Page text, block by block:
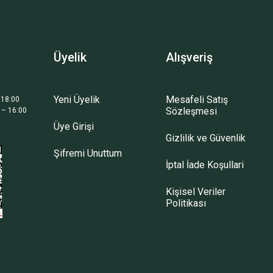
16:00
Üyelik
Yeni Üyelik
Üye Girişi
Şifremi Unuttum
Alışveriş
Mesafeli Satış
Sözleşmesi
Gizlilik ve Güvenlik
İptal İade Koşullari
Kişisel Veriler
Politikası